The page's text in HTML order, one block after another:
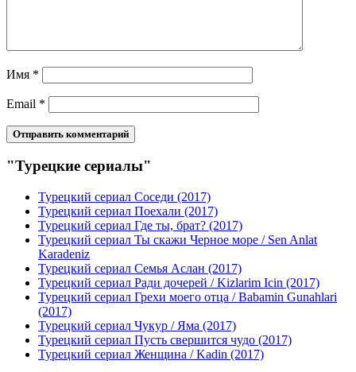
Имя *
Email *
"Турецкие сериалы"
Турецкий сериал Соседи (2017)
Турецкий сериал Поехали (2017)
Турецкий сериал Где ты, брат? (2017)
Турецкий сериал Ты скажи Черное море / Sen Anlat
Karadeniz
Турецкий сериал Семья Аслан (2017)
Турецкий сериал Ради дочерей / Kizlarim Icin (2017)
Турецкий сериал Грехи моего отца / Babamin Gunahlari
(2017)
Турецкий сериал Чукур / Яма (2017)
Турецкий сериал Пусть свершится чудо (2017)
Турецкий сериал Женщина / Kadin (2017)